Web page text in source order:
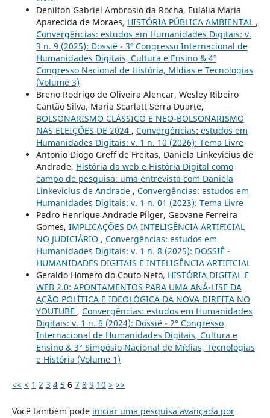
Denilton Gabriel Ambrosio da Rocha, Eulália Maria
Aparecida de Moraes, HISTÓRIA PÚBLICA AMBIENTAL ,
Convergências: estudos em Humanidades Digitais: v.
3 n. 9 (2025): Dossiê - 3º Congresso Internacional de
Humanidades Digitais, Cultura e Ensino & 4º
Congresso Nacional de História, Mídias e Tecnologias
(Volume 3)
Breno Rodrigo de Oliveira Alencar, Wesley Ribeiro
Cantão Silva, Maria Scarlatt Serra Duarte,
BOLSONARISMO CLÁSSICO E NEO-BOLSONARISMO
NAS ELEIÇÕES DE 2024 , Convergências: estudos em
Humanidades Digitais: v. 1 n. 10 (2026): Tema Livre
Antonio Diogo Greff de Freitas, Daniela Linkevicius de
Andrade, História da web e História Digital como
campo de pesquisa: uma entrevista com Daniela
Linkevicius de Andrade , Convergências: estudos em
Humanidades Digitais: v. 1 n. 01 (2023): Tema Livre
Pedro Henrique Andrade Pilger, Geovane Ferreira
Gomes, IMPLICAÇÕES DA INTELIGÊNCIA ARTIFICIAL
NO JUDICIÁRIO , Convergências: estudos em
Humanidades Digitais: v. 1 n. 8 (2025): DOSSIÊ -
HUMANIDADES DIGITAIS E INTELIGÊNCIA ARTIFICIAL
Geraldo Homero do Couto Neto, HISTÓRIA DIGITAL E
WEB 2.0: APONTAMENTOS PARA UMA ANÁ-LISE DA
AÇÃO POLÍTICA E IDEOLÓGICA DA NOVA DIREITA NO
YOUTUBE , Convergências: estudos em Humanidades
Digitais: v. 1 n. 6 (2024): Dossiê - 2° Congresso
Internacional de Humanidades Digitais, Cultura e
Ensino & 3° Simpósio Nacional de Mídias, Tecnologias
e História (Volume 1)
<< < 1 2 3 4 5 6 7 8 9 10 > >>
Você também pode iniciar uma pesquisa avançada por